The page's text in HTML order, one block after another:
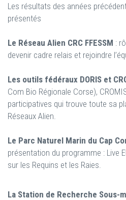
Les résultats des années
présentés
Le Réseau Alien CRC FFESSM :
devenir cadre relais et rejoindre
Les outils fédéraux DORIS et
Com Bio Régionale Corse),
participatives qui trouve toute sa
Réseaux Alien.
Le Parc Naturel Marin du Cap
présentation du programme : Live
sur les Requins et les Raies.
La Station de Recherche Sous-